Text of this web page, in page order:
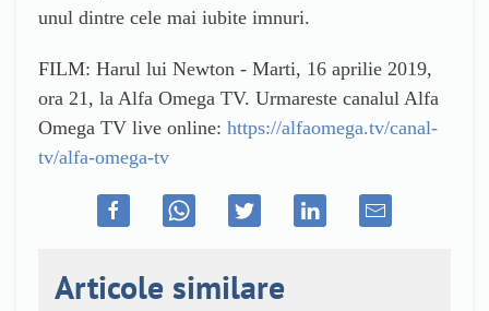
unul dintre cele mai iubite imnuri.
FILM: Harul lui Newton - Marti, 16 aprilie 2019,
ora 21, la Alfa Omega TV. Urmareste canalul Alfa
Omega TV live online: https://alfaomega.tv/canal-
tv/alfa-omega-tv
Articole similare